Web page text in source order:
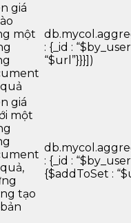
giá
một
: {_id :
“$url”}}}])
giá
một
tạo
: {_id :
{$addToSet :